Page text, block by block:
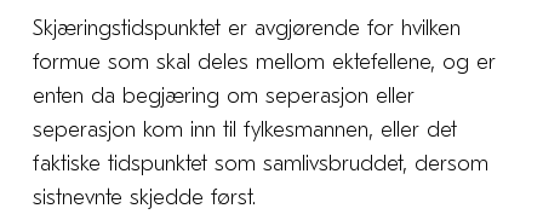
Skjæringstidspunktet er avgjørende for hvilken
formue som skal deles mellom ektefellene, og er
enten da begjæring om seperasjon eller
seperasjon kom inn til fylkesmannen, eller det
faktiske tidspunktet som samlivsbruddet, dersom
sistnevnte skjedde først.